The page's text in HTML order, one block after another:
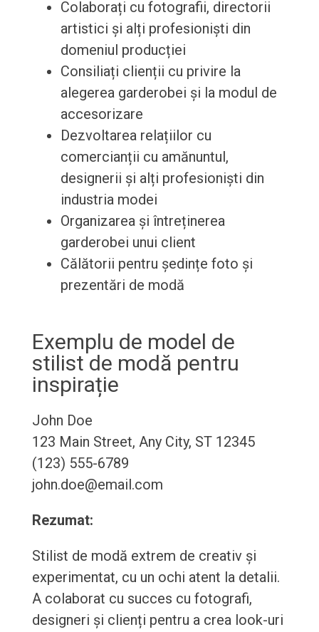
Colaborați cu fotografii, directorii
artistici și alți profesioniști din
domeniul producției
Consiliați clienții cu privire la
alegerea garderobei și la modul de
accesorizare
Dezvoltarea relațiilor cu
comercianții cu amănuntul,
designerii și alți profesioniști din
industria modei
Organizarea și întreținerea
garderobei unui client
Călătorii pentru ședințe foto și
prezentări de modă
Exemplu de model de
stilist de modă pentru
inspirație
John Doe
123 Main Street, Any City, ST 12345
(123) 555-6789
john.doe@email.com
Rezumat:
Stilist de modă extrem de creativ și
experimentat, cu un ochi atent la detalii.
A colaborat cu succes cu fotografi,
designeri și clienți pentru a crea look-uri